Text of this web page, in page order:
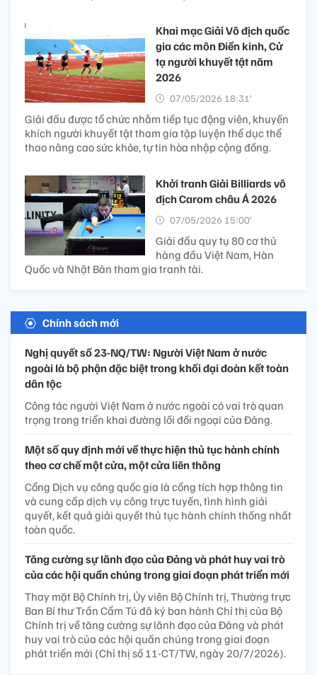
Khai mạc Giải Vô địch quốc
gia các môn Điền kinh, Cử
tạ người khuyết tật năm
2026
07/05/2026 18:31’
Giải đấu được tổ chức nhằm tiếp tục động viên, khuyến
khích người khuyết tật tham gia tập luyện thể dục thể
thao nâng cao sức khỏe, tự tin hòa nhập cộng đồng.
Khởi tranh Giải Billiards vô
địch Carom châu Á 2026
07/05/2026 15:00’
Giải đấu quy tụ 80 cơ thủ
hàng đầu Việt Nam, Hàn
Quốc và Nhật Bản tham gia tranh tài.
Chính sách mới
Nghị quyết số 23-NQ/TW: Người Việt Nam ở nước
ngoài là bộ phận đặc biệt trong khối đại đoàn kết toàn
dân tộc
Công tác người Việt Nam ở nước ngoài có vai trò quan
trọng trong triển khai đường lối đối ngoại của Đảng.
Một số quy định mới về thực hiện thủ tục hành chính
theo cơ chế một cửa, một cửa liên thông
Cổng Dịch vụ công quốc gia là cổng tích hợp thông tin
và cung cấp dịch vụ công trực tuyến, tình hình giải
quyết, kết quả giải quyết thủ tục hành chính thống nhất
toàn quốc.
Tăng cường sự lãnh đạo của Đảng và phát huy vai trò
của các hội quần chúng trong giai đoạn phát triển mới
Thay mặt Bộ Chính trị, Ủy viên Bộ Chính trị, Thường trực
Ban Bí thư Trần Cẩm Tú đã ký ban hành Chỉ thị của Bộ
Chính trị về tăng cường sự lãnh đạo của Đảng và phát
huy vai trò của các hội quần chúng trong giai đoạn
phát triển mới (Chỉ thị số 11-CT/TW, ngày 20/7/2026).